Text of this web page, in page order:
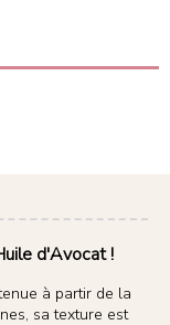
d'Avocat !
à partir de la
sa texture est